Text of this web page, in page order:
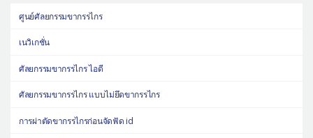
ศูนย์ศัลยกรรมขากรรไกร
เนวิเกชั่น
ศัลยกรรมขากรรไกร ไอดี
ศัลยกรรมขากรรไกร แบบไม่ยึดขากรรไกร
การผ่าตัดขากรรไกรก่อนจัดฟัด id